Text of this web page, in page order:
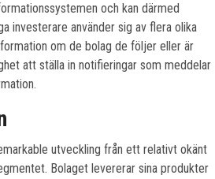
och kan därmed
investerare använder sig av flera olika
om de bolag de följer eller är
att ställa in notifieringar som meddelar
utveckling från ett relativt okänt
Bolaget levererar sina produkter